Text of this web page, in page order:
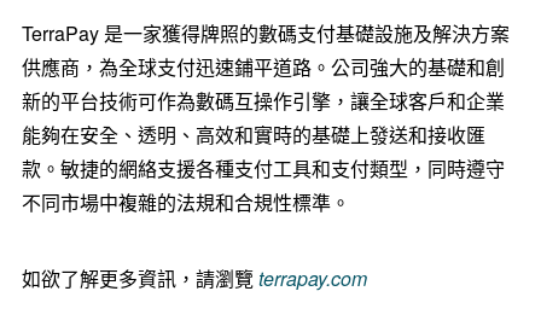
TerraPay 是一家獲得牌照的數碼支付基礎設施及解決方案
供應商，為全球支付迅速鋪平道路。公司強大的基礎和創
新的平台技術可作為數碼互操作引擎，讓全球客戶和企業
能夠在安全、透明、高效和實時的基礎上發送和接收匯
款。敏捷的網絡支援各種支付工具和支付類型，同時遵守
不同市場中複雜的法規和合規性標準。
如欲了解更多資訊，請瀏覽terrapay.com